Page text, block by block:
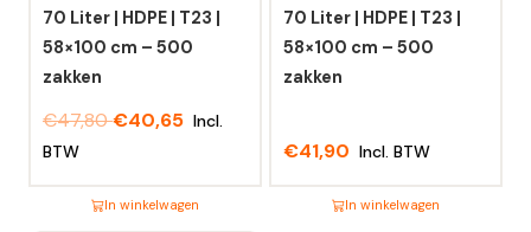
70 Liter | HDPE | T23 |
58×100 cm – 500
zakken
€47,80€40,65 Incl.
BTW
In winkelwagen
70 Liter | HDPE | T23 |
58×100 cm – 500
zakken
€41,90 Incl. BTW
In winkelwagen